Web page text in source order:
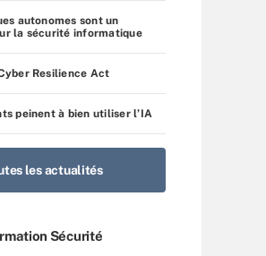
autonomes sont un
la sécurité informatique
Resilience Act
peinent à bien utiliser l’IA
les actualités
Sécurité